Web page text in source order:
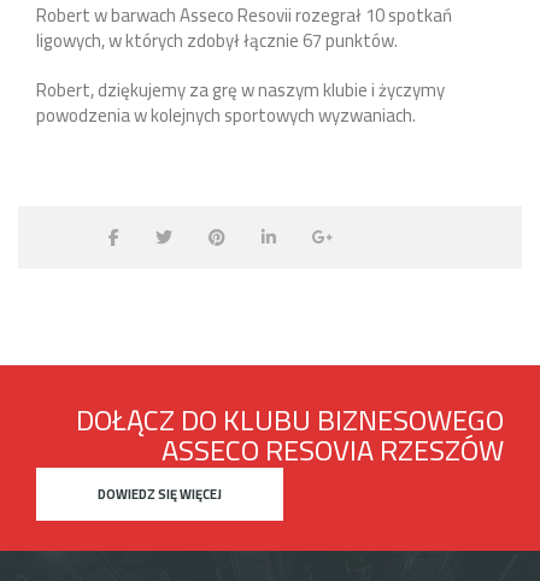
Robert w barwach Asseco Resovii rozegrał 10 spotkań
ligowych, w których zdobył łącznie 67 punktów.
Robert, dziękujemy za grę w naszym klubie i życzymy
powodzenia w kolejnych sportowych wyzwaniach.
DOŁĄCZ DO KLUBU BIZNESOWEGO
ASSECO RESOVIA RZESZÓW
DOWIEDZ SIĘ WIĘCEJ